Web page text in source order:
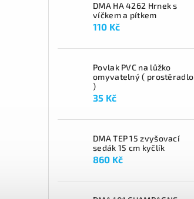
DMA HA 4262 Hrnek s
víčkem a pítkem
110 Kč
Povlak PVC na lůžko
omyvatelný ( prostěradlo
)
35 Kč
DMA TEP 15 zvyšovací
sedák 15 cm kyčlík
860 Kč